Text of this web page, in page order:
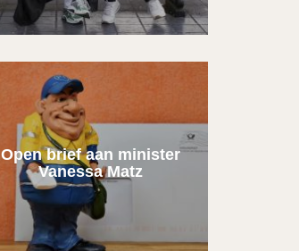
Open brief aan minister
Vanessa Matz